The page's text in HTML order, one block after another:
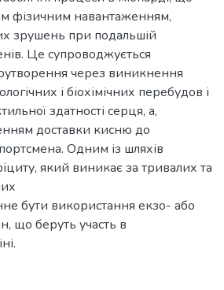
фізичним навантаженням,
зрушень при подальшій
Це супроводжується
через виникнення
і біохімічних перебудов і
здатності серця, а,
доставки кисню до
Одним із шляхів
який виникає за тривалих та
бути використання екзо- або
що беруть участь в